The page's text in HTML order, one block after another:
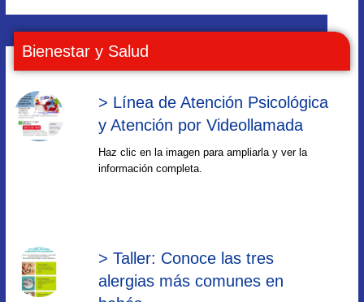
Bienestar y Salud
> Línea de Atención Psicológica
y Atención por Videollamada
Haz clic en la imagen para ampliarla y ver la
información completa.
> Taller: Conoce las tres
alergias más comunes en